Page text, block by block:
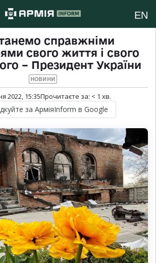
EN
справжніми
свого життя і свого
– Президент України
НОВИНИ
2022, 15:35Прочитаєте за: < 1 хв.
за АрміяInform в Google